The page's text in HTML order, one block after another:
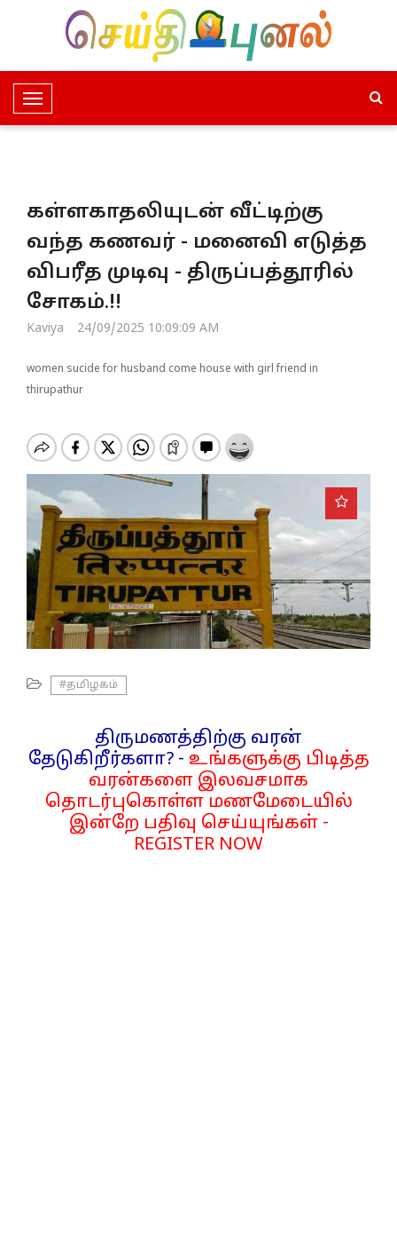
T
o
e
a
v
i
a
கள்ளகாதலியுடன் வீட்டிற்கு
வந்த கணவர் - மனைவி எடுத்த
விபரீத முடிவு - திருப்பத்தூரில்
சோகம்.!!
Kaviya 24/09/2025 10:09:09 AM
women sucide for husband come house with girl friend in
thirupathur
#தமிழகம்
திருமணத்திற்கு வரன்
தேடுகிறீர்களா? - உங்களுக்கு பிடித்த
வரன்களை இலவசமாக
தொடர்புகொள்ள மணமேடையில்
இன்றே பதிவு செய்யுங்கள் -
REGISTER NOW